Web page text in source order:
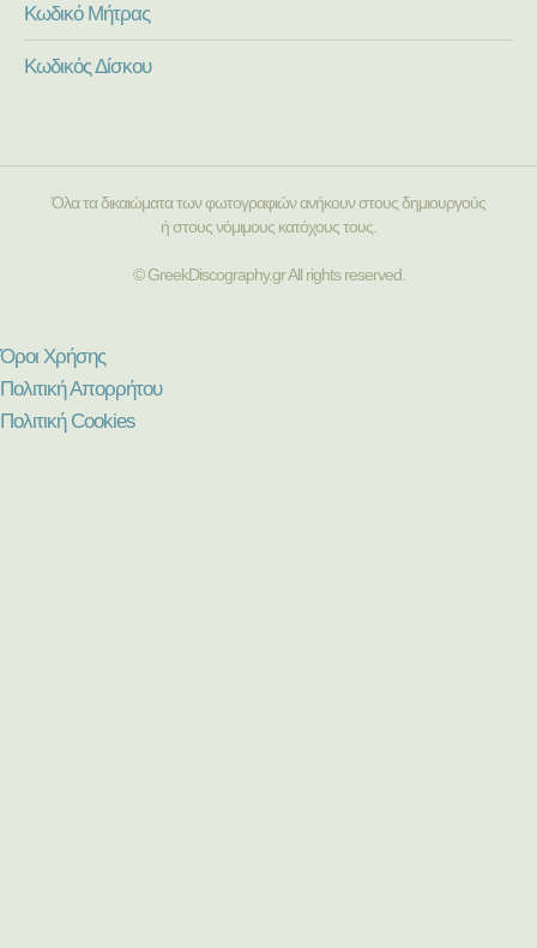
Κωδικό Μήτρας
Κωδικός Δίσκου
Όλα τα δικαιώματα των φωτογραφιών ανήκουν στους δημιουργούς
ή στους νόμιμους κατόχους τους.
© GreekDiscography.gr All rights reserved.
Όροι Χρήσης
Πολιτική Απορρήτου
Πολιτική Cookies